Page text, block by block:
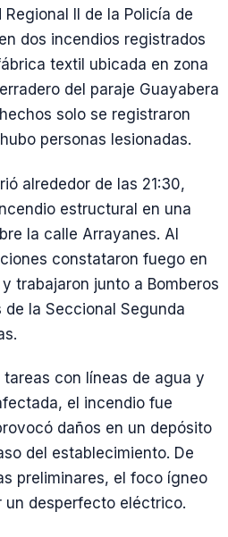
II de la Policía de
dos incendios registrados
textil ubicada en zona
del paraje Guayabera
solo se registraron
personas lesionadas.
alrededor de las 21:30,
estructural en una
la calle Arrayanes. Al
constataron fuego en
trabajaron junto a Bomberos
la Seccional Segunda
con líneas de agua y
el incendio fue
daños en un depósito
del establecimiento. De
preliminares, el foco ígneo
un desperfecto eléctrico.